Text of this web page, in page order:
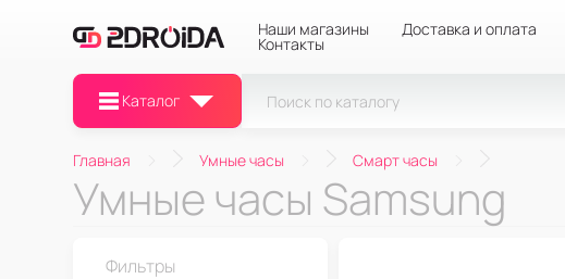
Наши магазины Доставка и оплата
Контакты
Каталог
Главная Умные часы Смарт часы
Умные часы Samsung
Фильтры